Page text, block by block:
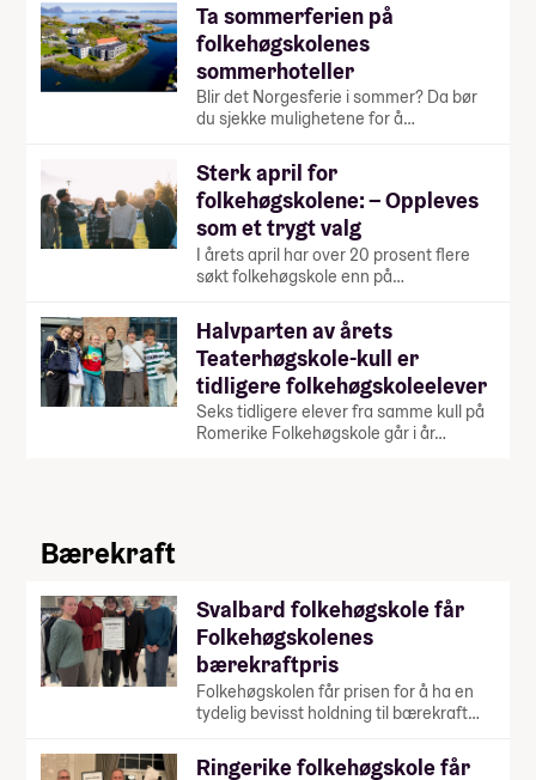
Ta sommerferien på
folkehøgskolenes
sommerhoteller
Blir det Norgesferie i sommer? Da bør
du sjekke mulighetene for å…
Sterk april for
folkehøgskolene: – Oppleves
som et trygt valg
I årets april har over 20 prosent flere
søkt folkehøgskole enn på…
Halvparten av årets
Teaterhøgskole-kull er
tidligere folkehøgskoleelever
Seks tidligere elever fra samme kull på
Romerike Folkehøgskole går i år…
Bærekraft
Svalbard folkehøgskole får
Folkehøgskolenes
bærekraftpris
Folkehøgskolen får prisen for å ha en
tydelig bevisst holdning til bærekraft…
Ringerike folkehøgskole får